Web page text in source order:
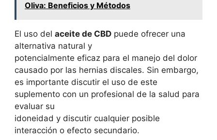
Oliva: Beneficios y Métodos
El uso del aceite de CBD puede ofrecer una
alternativa natural y
potencialmente eficaz para el manejo del dolor
causado por las hernias discales. Sin embargo,
es importante discutir el uso de este
suplemento con un profesional de la salud para
evaluar su
idoneidad y discutir cualquier posible
interacción o efecto secundario.